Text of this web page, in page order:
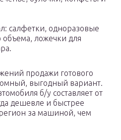
салфетки, одноразовые
объема, ложечки для
продажи готового
выгодный вариант.
б/у составляет от
дешевле и быстрее
за машиной, чем